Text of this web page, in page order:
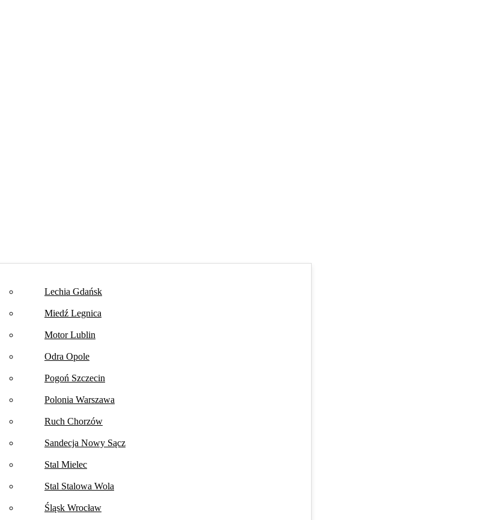
Lechia Gdańsk
Miedź Legnica
Motor Lublin
Odra Opole
Pogoń Szczecin
Polonia Warszawa
Ruch Chorzów
Sandecja Nowy Sącz
Stal Mielec
Stal Stalowa Wola
Śląsk Wrocław